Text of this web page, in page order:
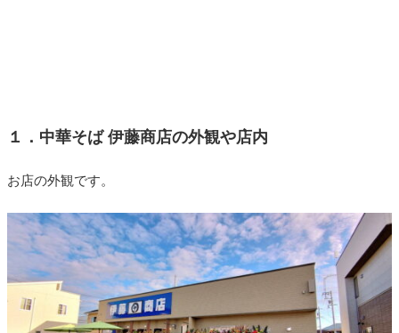
１．中華そば 伊藤商店の外観や店内
お店の外観です。